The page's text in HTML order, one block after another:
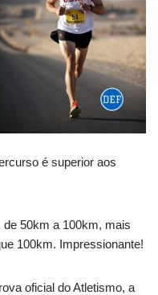
é superior aos
50km a 100km, mais
100km. Impressionante!
oficial do Atletismo, a